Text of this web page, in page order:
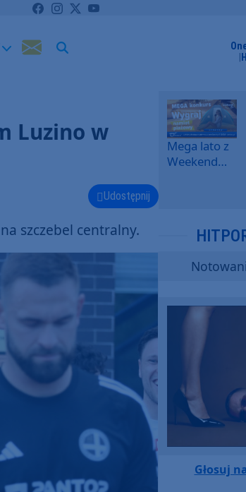
Luzino w
Udostępnij
szczebel centralny.
Mega lato z
Weekend
Głosuj